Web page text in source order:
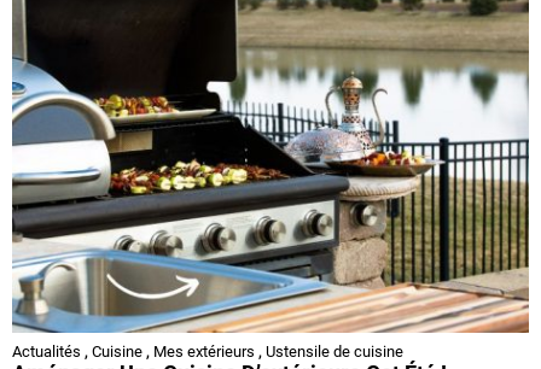
Actualités , Cuisine , Mes extérieurs , Ustensile de cuisine